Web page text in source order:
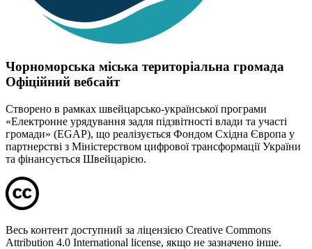
Чорноморська міська територіальна громада
Офіційний вебсайт
Створено в рамках швейцарсько-української програми
«Електронне урядування задля підзвітності влади та участі
громади» (EGAP), що реалізується Фондом Східна Європа у
партнерстві з Міністерством цифрової трансформації України
та фінансується Швейцарією.
Весь контент доступний за ліцензією Creative Commons
Attribution 4.0 International license, якщо не зазначено інше.